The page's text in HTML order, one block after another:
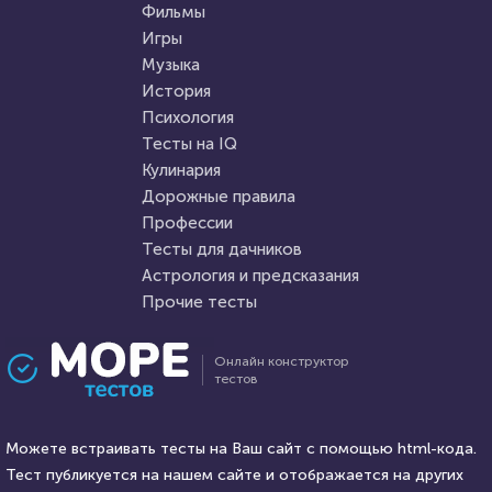
Пройти тест
3 июня 2020 3888
этот лис?
Любите видеоигры?
Попробуйте пройти наш тест
9 августа 2021
Проходили 7454 раза
Тест: Мизантроп ли вы?
Онлайн конструктор
тестов
Можете встраивать тесты на Ваш сайт с помощью html-кода.
Тест публикуется на нашем сайте и отображается на других
Фильмы
Игры
Музыка
История
Психология
Тесты на IQ
Кулинария
Дорожные правила
Профессии
Тесты для дачников
Астрология и предсказания
Прочие тесты